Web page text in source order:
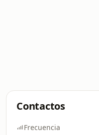
Contactos
Frecuencia